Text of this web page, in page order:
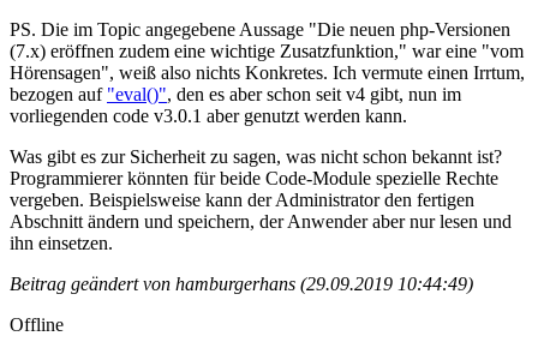
PS. Die im Topic angegebene Aussage "Die neuen php-Versionen
(7.x) eröffnen zudem eine wichtige Zusatzfunktion," war eine "vom
Hörensagen", weiß also nichts Konkretes. Ich vermute einen Irrtum,
bezogen auf "eval()", den es aber schon seit v4 gibt, nun im
vorliegenden code v3.0.1 aber genutzt werden kann.
Was gibt es zur Sicherheit zu sagen, was nicht schon bekannt ist?
Programmierer könnten für beide Code-Module spezielle Rechte
vergeben. Beispielsweise kann der Administrator den fertigen
Abschnitt ändern und speichern, der Anwender aber nur lesen und
ihn einsetzen.
Beitrag geändert von hamburgerhans (29.09.2019 10:44:49)
Offline